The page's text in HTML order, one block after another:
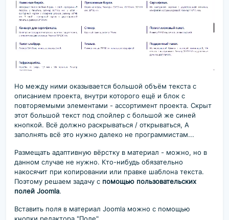
Но между ними оказывается большой объём текста с
описанием проекта, внутри которого ещё и блок с
повторяемыми элементами - ассортимент проекта. Скрыт
этот большой текст под спойлер с большой же синей
кнопкой. Всё должно раскрываться / открываться, А
заполнять всё это нужно далеко не программистам...
Размещать адаптивную вёрстку в материал - можно, но в
данном случае не нужно. Кто-нибудь обязательно
накосячит при копировании или правке шаблона текста.
Поэтому решаем задачу с помощью пользовательских
полей Joomla.
Вставить поля в материал Joomla можно с помощью